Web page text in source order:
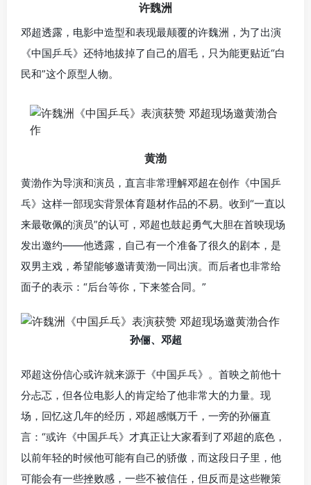
许魏洲
邓超透露，电影中造型和表现最颠覆的许魏洲，为了出演
《中国乒乓》还特地拔掉了自己的眉毛，只为能更贴近“白
民和”这个原型人物。
黄渤
黄渤作为导演和演员，直言非常理解邓超在创作《中国乒
乓》这样一部现实背景体育题材作品的不易。收到“一直以
来最敬佩的演员”的认可，邓超也鼓起勇气大胆在首映现场
发出邀约——他透露，自己有一个准备了很久的剧本，是
双男主戏，希望能够邀请黄渤一同出演。而后者也非常给
面子的表示：“后台等你，下来签合同。”
孙俪、邓超
邓超这份信心或许就来源于《中国乒乓》。首映之前他十
分忐忑，但各位电影人的肯定给了他非常大的力量。现
场，回忆这几年的经历，邓超感慨万千，一旁的孙俪直
言：“或许《中国乒乓》才真正让大家看到了邓超的底色，
以前年轻的时候他可能有自己的骄傲，而这段日子里，他
可能会有一些挫败感，一些不被信任，但反而是这些鞭策